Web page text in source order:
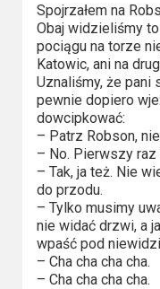
HBO
Max
Netflix
Sky
Showtime
2023
2022
Spojrzałem na
Obaj widzieliśmy
pociągu na torze
Katowic, ani na
Uznaliśmy, że pani
pewnie dopiero
dowcipkować:
– Patrz Robson,
– No. Pierwszy raz
– Tak, ja też. Nie
do przodu.
– Tylko musimy
nie widać drzwi, a
wpaść pod
– Cha cha cha cha.
– Cha cha cha cha.